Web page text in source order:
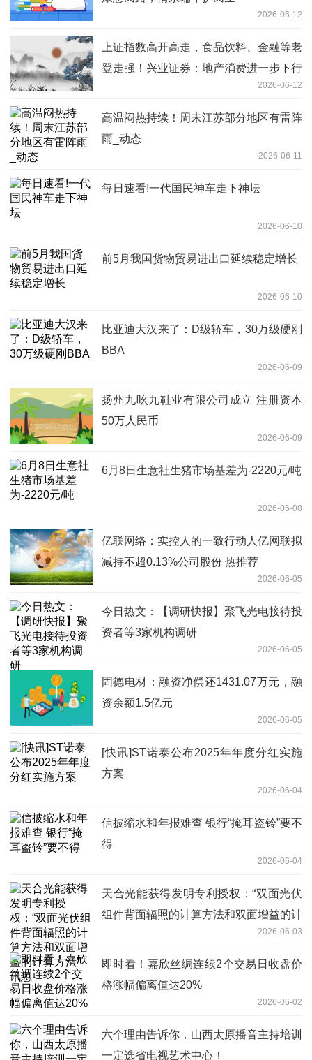
2026-06-12
上证指数高开高走，食品饮料、金融等老
登走强！兴业证券：地产消费进一步下行
2026-06-12
高温闷热持续！周末江苏部分地区有雷阵
雨_动态
2026-06-11
每日速看!一代国民神车走下神坛
2026-06-10
前5月我国货物贸易进出口延续稳定增长
2026-06-10
比亚迪大汉来了：D级轿车，30万级硬刚
BBA
2026-06-09
扬州九吆九鞋业有限公司成立 注册资本
50万人民币
2026-06-09
6月8日生意社生猪市场基差为-2220元/吨
2026-06-08
亿联网络：实控人的一致行动人亿网联拟
减持不超0.13%公司股份 热推荐
2026-06-05
今日热文：【调研快报】聚飞光电接待投
资者等3家机构调研
2026-06-05
固德电材：融资净偿还1431.07万元，融
资余额1.5亿元
2026-06-05
[快讯]ST诺泰公布2025年年度分红实施
方案
2026-06-04
信披缩水和年报难查 银行“掩耳盗铃”要不
得
2026-06-04
天合光能获得发明专利授权：“双面光伏
组件背面辐照的计算方法和双面增益的计
2026-06-03
即时看！嘉欣丝绸连续2个交易日收盘价
格涨幅偏离值达20%
2026-06-02
六个理由告诉你，山西太原播音主持培训
一定选省电视艺术中心！